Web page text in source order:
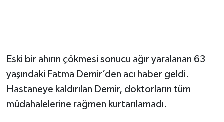
Eski bir ahırın çökmesi sonucu ağır yaralanan 63
yaşındaki Fatma Demir’den acı haber geldi.
Hastaneye kaldırılan Demir, doktorların tüm
müdahalelerine rağmen kurtarılamadı.
Ulusal Haberler
Teknoloji Haberleri